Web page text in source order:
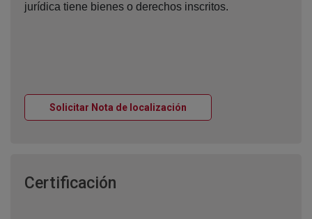
jurídica tiene bienes o derechos inscritos.
Solicitar Nota de localización
Certificación